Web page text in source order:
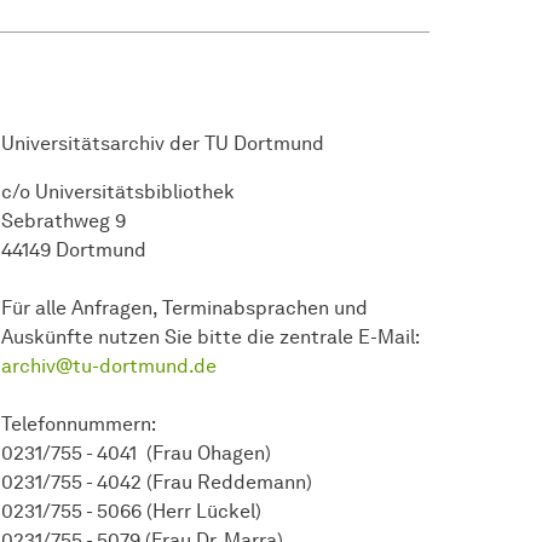
c/o Universitätsbibliothek
Sebrathweg 9
Für alle Anfragen, Terminabsprachen und
Auskünfte nutzen Sie bitte die zentrale E-Mail:
Telefonnummern:
0231/755 - 4041 (Frau Ohagen)
0231/755 - 4042 (Frau Reddemann)
0231/755 - 5066 (Herr Lückel)